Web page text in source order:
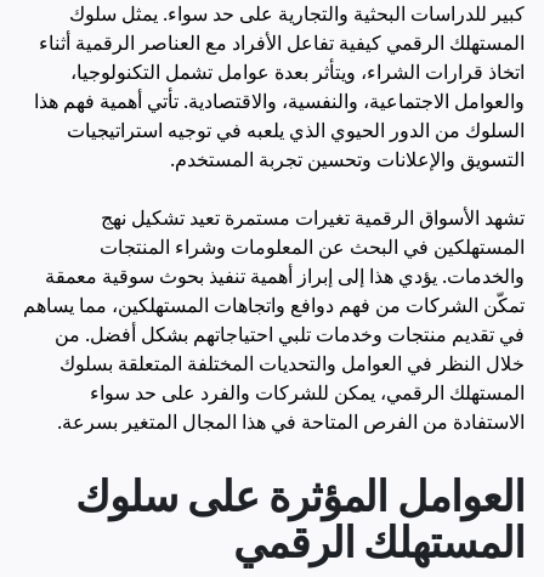
كبير للدراسات البحثية والتجارية على حد سواء. يمثل سلوك
المستهلك الرقمي كيفية تفاعل الأفراد مع العناصر الرقمية أثناء
اتخاذ قرارات الشراء، ويتأثر بعدة عوامل تشمل التكنولوجيا،
والعوامل الاجتماعية، والنفسية، والاقتصادية. تأتي أهمية فهم هذا
السلوك من الدور الحيوي الذي يلعبه في توجيه استراتيجيات
التسويق والإعلانات وتحسين تجربة المستخدم.
تشهد الأسواق الرقمية تغيرات مستمرة تعيد تشكيل نهج
المستهلكين في البحث عن المعلومات وشراء المنتجات
والخدمات. يؤدي هذا إلى إبراز أهمية تنفيذ بحوث سوقية معمقة
تمكّن الشركات من فهم دوافع واتجاهات المستهلكين، مما يساهم
في تقديم منتجات وخدمات تلبي احتياجاتهم بشكل أفضل. من
خلال النظر في العوامل والتحديات المختلفة المتعلقة بسلوك
المستهلك الرقمي، يمكن للشركات والفرد على حد سواء
الاستفادة من الفرص المتاحة في هذا المجال المتغير بسرعة.
العوامل المؤثرة على سلوك
المستهلك الرقمي